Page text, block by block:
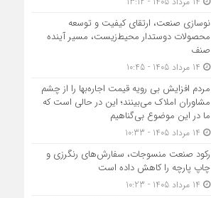
نوسازی صنعت، ارتقای کیفیت و توسعه
محصولات دوستدار محیط‌زیست، مسیر آینده
صنف
مردم افزایش بی رویه قیمت اجاره‌بها را از چشم
مشاوران املاک می‌بینند؛ این در حالی است که
ما در این موضوع بی‌گناهیم
رکود صنعت منسوجات، سفارش‌های رنگرزی و
چاپ پارچه را کاهش داده است